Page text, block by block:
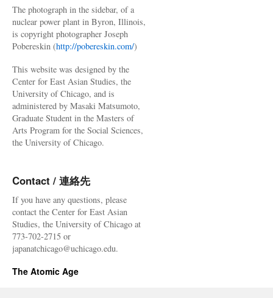
The photograph in the sidebar, of a
nuclear power plant in Byron, Illinois,
is copyright photographer Joseph
Pobereskin (http://pobereskin.com/)
This website was designed by the
Center for East Asian Studies, the
University of Chicago, and is
administered by Masaki Matsumoto,
Graduate Student in the Masters of
Arts Program for the Social Sciences,
the University of Chicago.
Contact / 連絡先
If you have any questions, please
contact the Center for East Asian
Studies, the University of Chicago at
773-702-2715 or
japanatchicago@uchicago.edu.
The Atomic Age